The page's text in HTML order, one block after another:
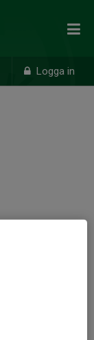
Logga in